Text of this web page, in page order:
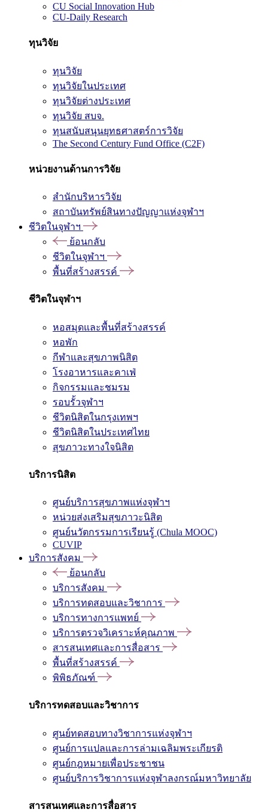
CU Social Innovation Hub
CU-Daily Research
ทุนวิจัย
ทุนวิจัย
ทุนวิจัยในประเทศ
ทุนวิจัยต่างประเทศ
ทุนวิจัย สบจ.
ทุนสนับสนุนยุทธศาสตร์การวิจัย
The Second Century Fund Office (C2F)
หน่วยงานด้านการวิจัย
สำนักบริหารวิจัย
สถาบันทรัพย์สินทางปัญญาแห่งจุฬาฯ
ชีวิตในจุฬาฯ
ย้อนกลับ
ชีวิตในจุฬาฯ
พื้นที่สร้างสรรค์
ชีวิตในจุฬาฯ
หอสมุดและพื้นที่สร้างสรรค์
หอพัก
กีฬาและสุขภาพนิสิต
โรงอาหารและคาเฟ่
กิจกรรมและชมรม
รอบรั้วจุฬาฯ
ชีวิตนิสิตในกรุงเทพฯ
ชีวิตนิสิตในประเทศไทย
สุขภาวะทางใจนิสิต
บริการนิสิต
ศูนย์บริการสุขภาพแห่งจุฬาฯ
หน่วยส่งเสริมสุขภาวะนิสิต
ศูนย์นวัตกรรมการเรียนรู้ (Chula MOOC)
CUVIP
บริการสังคม
ย้อนกลับ
บริการสังคม
บริการทดสอบและวิชาการ
บริการทางการแพทย์
บริการตรวจวิเคราะห์คุณภาพ
สารสนเทศและการสื่อสาร
พื้นที่สร้างสรรค์
พิพิธภัณฑ์
บริการทดสอบและวิชาการ
ศูนย์ทดสอบทางวิชาการแห่งจุฬาฯ
ศูนย์การแปลและการล่ามเฉลิมพระเกียรติ
ศูนย์กฎหมายเพื่อประชาชน
ศูนย์บริการวิชาการแห่งจุฬาลงกรณ์มหาวิทยาลัย
สารสนเทศและการสื่อสาร